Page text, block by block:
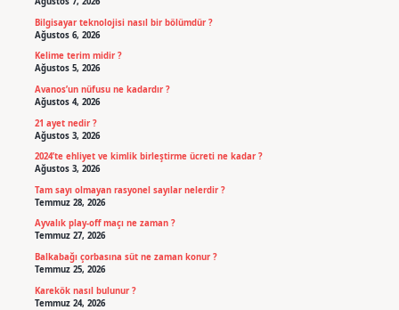
Bilgisayar teknolojisi nasıl bir bölümdür ?
Ağustos 6, 2026
Kelime terim midir ?
Ağustos 5, 2026
Avanos’un nüfusu ne kadardır ?
Ağustos 4, 2026
21 ayet nedir ?
Ağustos 3, 2026
2024’te ehliyet ve kimlik birleştirme ücreti ne kadar ?
Ağustos 3, 2026
Tam sayı olmayan rasyonel sayılar nelerdir ?
Temmuz 28, 2026
Ayvalık play-off maçı ne zaman ?
Temmuz 27, 2026
Balkabağı çorbasına süt ne zaman konur ?
Temmuz 25, 2026
Karekök nasıl bulunur ?
Temmuz 24, 2026